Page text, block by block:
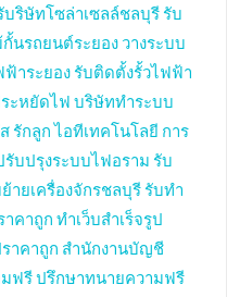
บริษัทโซล่าเซลล์ชลบุรี รับ
กั้นรถยนต์ระยอง วางระบบ
าระยอง รับติดตั้งรั้วไฟฟ้า
ะหยัดไฟ บริษัททำระบบ
รักลูก ไอทีเทคโนโลยี การ
รับปรุงระบบไฟอราม รับ
ายเครื่องจักรชลบุรี รับทำ
าคาถูก ทำเว็บสำเร็จรูป
าคาถูก สำนักงานบัญชี
ฟรีปรึกษาทนายความฟรี